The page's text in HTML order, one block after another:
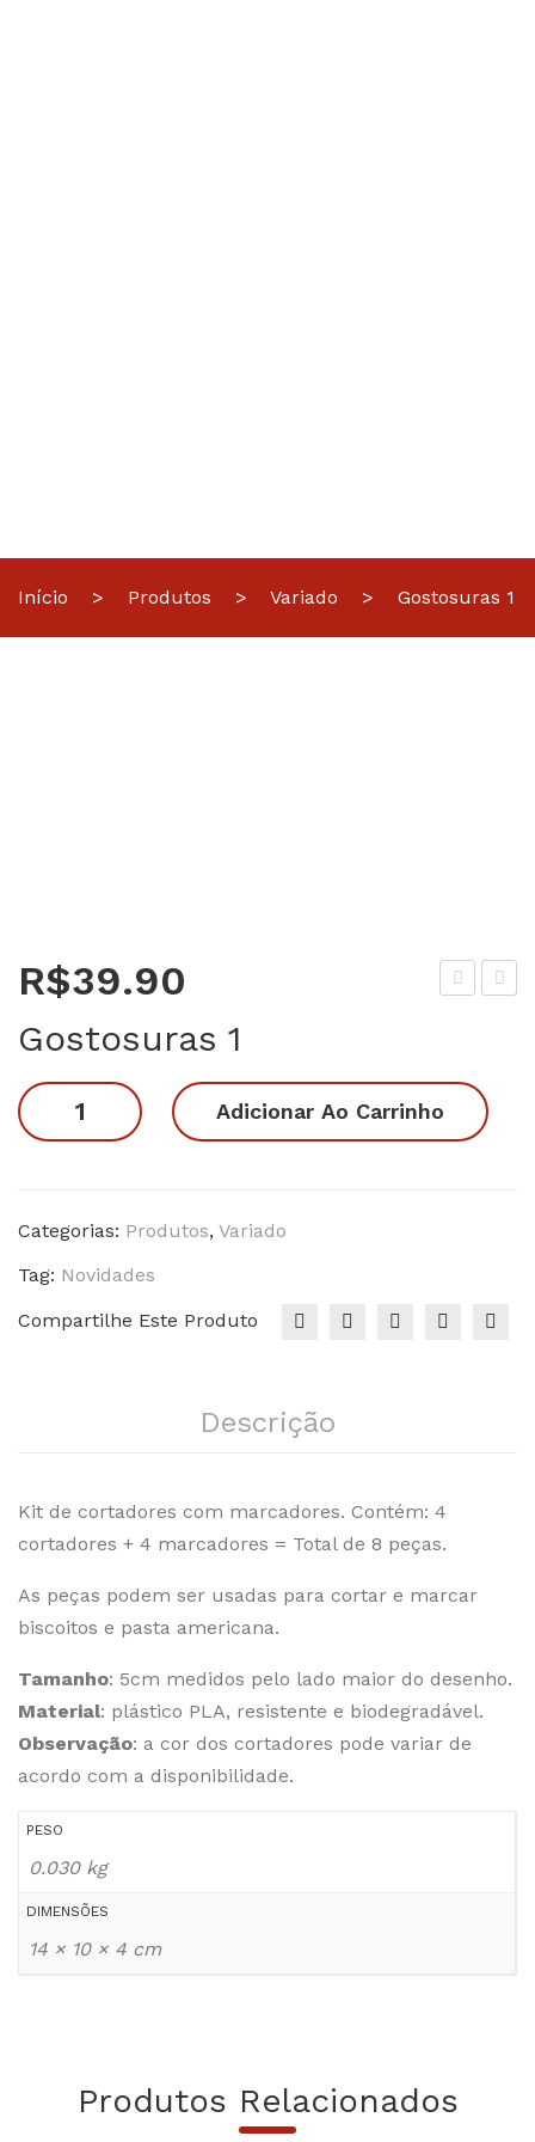
Início > Produtos > Variado > Gostosuras 1
na
ara
R$39.90
Gostosuras 1
Gostosuras
1
Adicionar Ao Carrinho
Categorias: Produtos, Variado
Tag: Novidades
Compartilhe Este Produto
Descrição
Kit de cortadores com marcadores. Contém: 4
cortadores + 4 marcadores = Total de 8 peças.
As peças podem ser usadas para cortar e marcar
biscoitos e pasta americana.
Tamanho: 5cm medidos pelo lado maior do desenho.
Material: plástico PLA, resistente e biodegradável.
Observação: a cor dos cortadores pode variar de
acordo com a disponibilidade.
PESO
0.030 kg
DIMENSÕES
14 × 10 × 4 cm
Produtos Relacionados